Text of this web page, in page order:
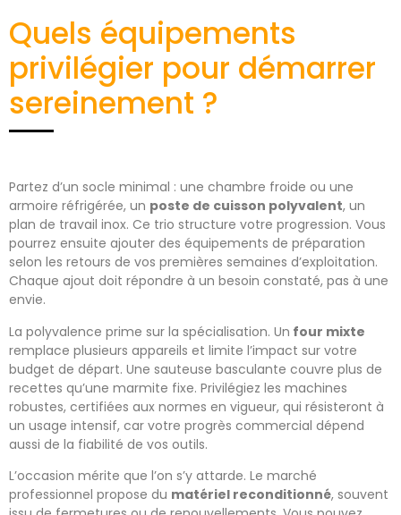
Quels équipements
privilégier pour démarrer
sereinement ?
Partez d’un socle minimal : une chambre froide ou une
armoire réfrigérée, un poste de cuisson polyvalent, un
plan de travail inox. Ce trio structure votre progression. Vous
pourrez ensuite ajouter des équipements de préparation
selon les retours de vos premières semaines d’exploitation.
Chaque ajout doit répondre à un besoin constaté, pas à une
envie.
La polyvalence prime sur la spécialisation. Un four mixte
remplace plusieurs appareils et limite l’impact sur votre
budget de départ. Une sauteuse basculante couvre plus de
recettes qu’une marmite fixe. Privilégiez les machines
robustes, certifiées aux normes en vigueur, qui résisteront à
un usage intensif, car votre progrès commercial dépend
aussi de la fiabilité de vos outils.
L’occasion mérite que l’on s’y attarde. Le marché
professionnel propose du matériel reconditionné, souvent